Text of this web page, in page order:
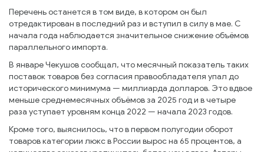
Перечень останется в том виде, в котором он был
отредактирован в последний раз и вступил в силу в мае. С
начала года наблюдается значительное снижение объёмов
параллельного импорта.
В январе Чекушов сообщал, что месячный показатель таких
поставок товаров без согласия правообладателя упал до
исторического минимума — миллиарда долларов. Это вдвое
меньше среднемесячных объёмов за 2025 год и в четыре
раза уступает уровням конца 2022 — начала 2023 годов.
Кроме того, выяснилось, что в первом полугодии оборот
товаров категории люкс в России вырос на 65 процентов, а